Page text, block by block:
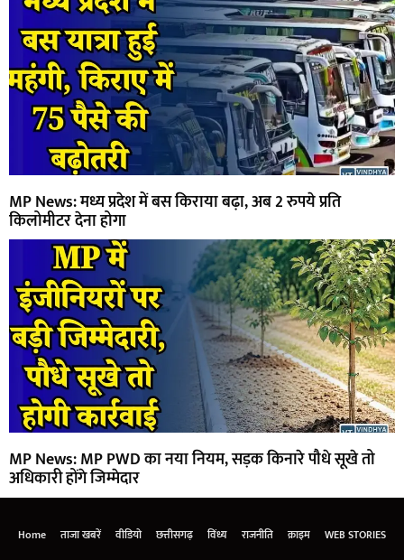
MP News: मध्य प्रदेश में बस किराया बढ़ा, अब 2 रुपये प्रति
किलोमीटर देना होगा
MP News: MP PWD का नया नियम, सड़क किनारे पौधे सूखे तो
अधिकारी होंगे जिम्मेदार
Home ताजा खबरें वीडियो छत्तीसगढ़ विंध्य राजनीति क्राइम WEB STORIES